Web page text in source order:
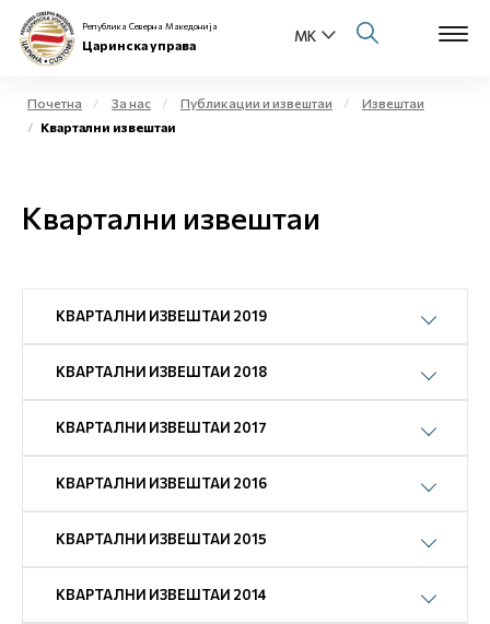
Физички лица
Е-Царина
Медиа центар
Контакт
Е-Весник
Република Северна Македонија
Царинска управа
Почетна За нас Публикации и извештаи
Извештаи
Квартални извештаи
Квартални извештаи
КВАРТАЛНИ ИЗВЕШТАИ 2019
КВАРТАЛНИ ИЗВЕШТАИ 2018
КВАРТАЛНИ ИЗВЕШТАИ 2017
КВАРТАЛНИ ИЗВЕШТАИ 2016
КВАРТАЛНИ ИЗВЕШТАИ 2015
КВАРТАЛНИ ИЗВЕШТАИ 2014